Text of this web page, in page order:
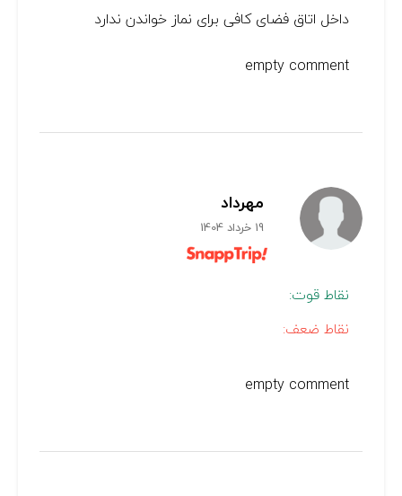
داخل اتاق فضای کافی برای نماز خواندن ندارد
empty comment
مهرداد
19 خرداد 1404
نقاط قوت:
نقاط ضعف:
empty comment